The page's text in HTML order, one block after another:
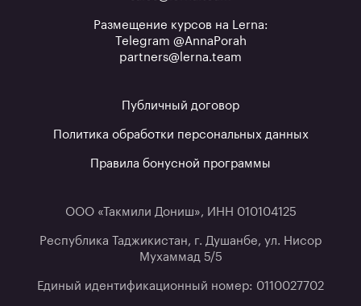
Размещение курсов на Lerna:
Telegram @AnnaPorah
partners@lerna.team
Публичный договор
Политика обработки персональных данных
Правила бонусной программы
ООО «Такмили Дониш», ИНН 010104125
Республика Таджикистан, г. Душанбе, ул. Нисор
Мухаммад 5/5
Единый идентификационный номер: 0110027702